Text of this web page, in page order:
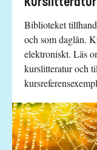
Biblioteket
och som daglån.
elektroniskt. Läs
kurslitteratur och